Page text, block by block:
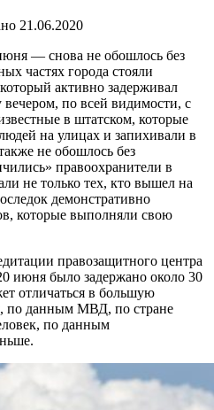
21.06.2020
— снова не обошлось без
частях города стояли
активно задерживал
по всей видимости, с
в штатском, которые
на улицах и запихивали в
не обошлось без
правоохранители в
не только тех, кто вышел на
демонстративно
которые выполняли свою
правозащитного центра
июня было задержано около 30
отличаться в большую
по данным МВД, по стране
по данным